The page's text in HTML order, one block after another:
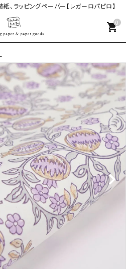
、ラッピングペーパー【レガーロパピロ】
0
shopping_cart